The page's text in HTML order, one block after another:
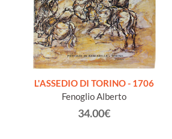
L'ASSEDIO DI TORINO - 1706
Fenoglio Alberto
34.00€